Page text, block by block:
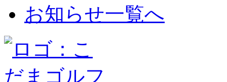
お知らせ一覧へ